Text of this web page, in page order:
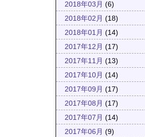
2018年03月 (6)
2018年02月 (18)
2018年01月 (14)
2017年12月 (17)
2017年11月 (13)
2017年10月 (14)
2017年09月 (17)
2017年08月 (17)
2017年07月 (14)
2017年06月 (9)